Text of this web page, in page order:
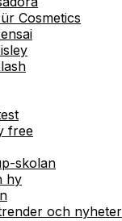
Cosmetics
free
skolan
hy
och nyheter